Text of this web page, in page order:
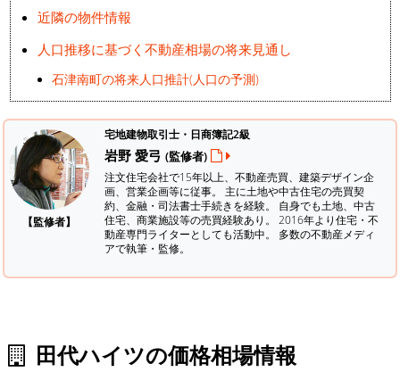
近隣の物件情報
人口推移に基づく不動産相場の将来見通し
石津南町の将来人口推計(人口の予測)
【監修者】
宅地建物取引士・日商簿記2級
岩野 愛弓 (監修者)
注文住宅会社で15年以上、不動産売買、建築デザイン企
画、営業企画等に従事。 主に土地や中古住宅の売買契
約、金融・司法書士手続きを経験。 自身でも土地、中古
住宅、商業施設等の売買経験あり。 2016年より住宅・不
動産専門ライターとしても活動中。 多数の不動産メディ
アで執筆・監修。
田代ハイツの価格相場情報